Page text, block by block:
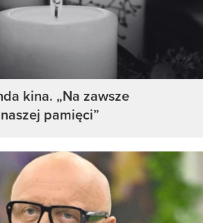
kina. „Na zawsze
pamięci”